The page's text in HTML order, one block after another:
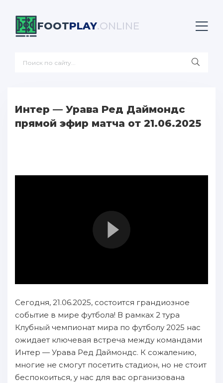
FOOTPLAY.ONLINE
Интер — Урава Ред Даймондс
прямой эфир матча от 21.06.2025
Сегодня, 21.06.2025, состоится грандиозное
событие в мире футбола! В рамках 2 тура
Клубный чемпионат мира по футболу 2025 нас
ожидает ключевая встреча между командами
Интер — Урава Ред Даймондс. К сожалению,
многие не смогут посетить стадион, но не стоит
беспокоиться, у нас для вас организована